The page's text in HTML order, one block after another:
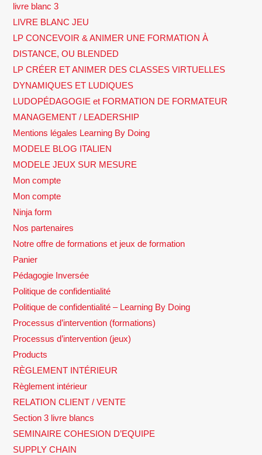
livre blanc 3
LIVRE BLANC JEU
LP CONCEVOIR & ANIMER UNE FORMATION À
DISTANCE, OU BLENDED
LP CRÉER ET ANIMER DES CLASSES VIRTUELLES
DYNAMIQUES ET LUDIQUES
LUDOPÉDAGOGIE et FORMATION DE FORMATEUR
MANAGEMENT / LEADERSHIP
Mentions légales Learning By Doing
MODELE BLOG ITALIEN
MODELE JEUX SUR MESURE
Mon compte
Mon compte
Ninja form
Nos partenaires
Notre offre de formations et jeux de formation
Panier
Pédagogie Inversée
Politique de confidentialité
Politique de confidentialité – Learning By Doing
Processus d’intervention (formations)
Processus d’intervention (jeux)
Products
RÈGLEMENT INTÉRIEUR
Règlement intérieur
RELATION CLIENT / VENTE
Section 3 livre blancs
SEMINAIRE COHESION D’EQUIPE
SUPPLY CHAIN